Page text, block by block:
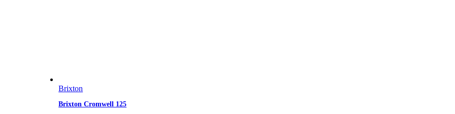
Brixton
Brixton Cromwell 125